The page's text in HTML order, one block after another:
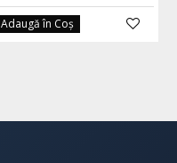
Adaugă în Coş